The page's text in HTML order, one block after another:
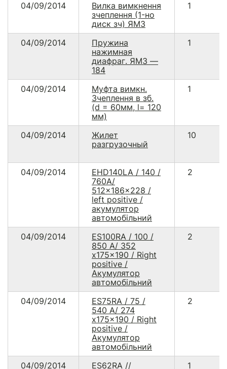
04/09/2014
Вилка вимкнення
зчеплення (1-но
диск зч) ЯМЗ
1
04/09/2014
Пружина
нажимная
диафраг. ЯМЗ —
184
1
04/09/2014
Муфта вимкн.
Зчеплення в зб.
(d = 60мм, l= 120
мм)
1
04/09/2014
Жилет
разгрузочный
10
04/09/2014
EHD140LA / 140 /
760A/
512x186x228 /
left positive /
акумулятор
автомобільний
2
04/09/2014
ES100RA / 100 /
850 A/ 352
x175x190 / Right
positive /
Акумулятор
автомобільний
2
04/09/2014
ES75RA / 75 /
540 A/ 274
x175x190 / Right
positive /
Акумулятор
автомобільний
2
04/09/2014 ES62RA // 1